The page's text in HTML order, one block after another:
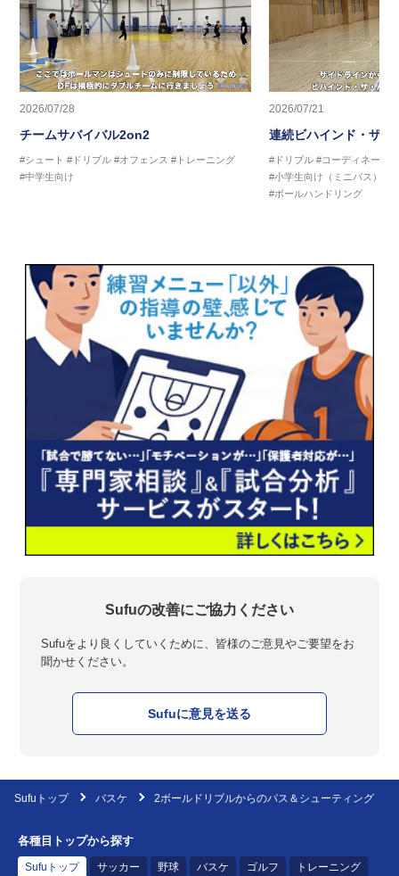
2026/07/28
チームサバイバル2on2
#シュート #ドリブル #オフェンス #トレーニング
#中学生向け
2026/07/21
連続ビハインド・ザ・
#ドリブル #コーディネーシ
#小学生向け（ミニバス）
#ボールハンドリング
Sufuの改善にご協力ください
Sufuをより良くしていくために、皆様のご意見やご要望をお
聞かせください。
Sufuに意見を送る
Sufuトップ バスケ 2ボールドリブルからのパス＆シューティング
各種目トップから探す
Sufuトップ サッカー 野球 バスケ ゴルフ トレーニング